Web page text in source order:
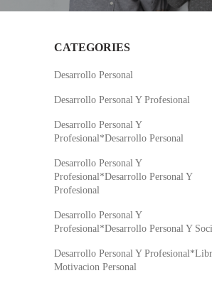
CATEGORIES
Desarrollo Personal
Desarrollo Personal Y Profesional
Desarrollo Personal Y
Profesional*Desarrollo Personal
Desarrollo Personal Y
Profesional*Desarrollo Personal Y
Profesional
Desarrollo Personal Y
Profesional*Desarrollo Personal Y
Desarrollo Personal Y
Motivacion Personal